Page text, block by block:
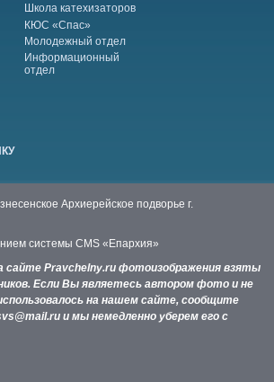
Школа катехизаторов
КЮС «Спас»
Молодежный отдел
Информационный
отдел
Архиерейское подворье г.
системы CMS «Епархия»
сайте Pravchelny.ru фотоизображения взяты
Если Вы являетесь автором фото и не
на нашем сайте, сообщите
и мы немедленно уберем его с